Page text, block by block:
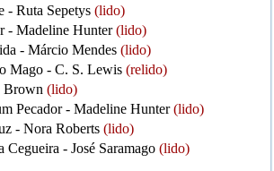
- Ruta Sepetys (lido)
- Madeline Hunter(lido)
- Márcio Mendes (lido)
Mago - C. S. Lewis (relido)
Brown (lido)
Pecador - Madeline Hunter(lido)
- Nora Roberts (lido)
Cegueira - José Saramago (lido)